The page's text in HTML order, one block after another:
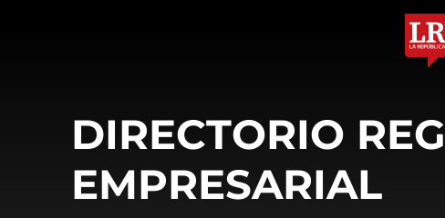
DIRECTORIO
EMPRESARIAL